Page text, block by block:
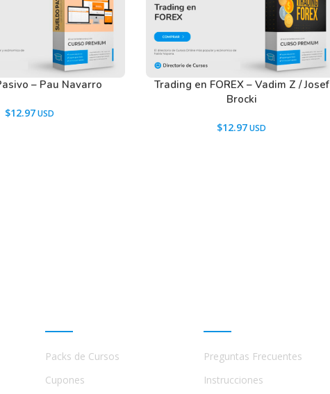
– Pau Navarro
$12.97
Trading en FOREX – Vadim Z / Josef
Brocki
$12.97
Packs de Cursos
Cupones
Preguntas Frecuentes
Instrucciones